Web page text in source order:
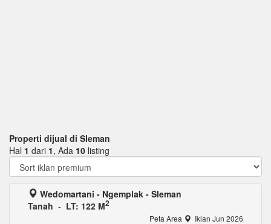
Properti dijual di Sleman
Hal 1 dari 1, Ada 10 listing
Wedomartani - Ngemplak - Sleman
Tanah - LT: 122 M2
Peta Area Iklan Jun 2026